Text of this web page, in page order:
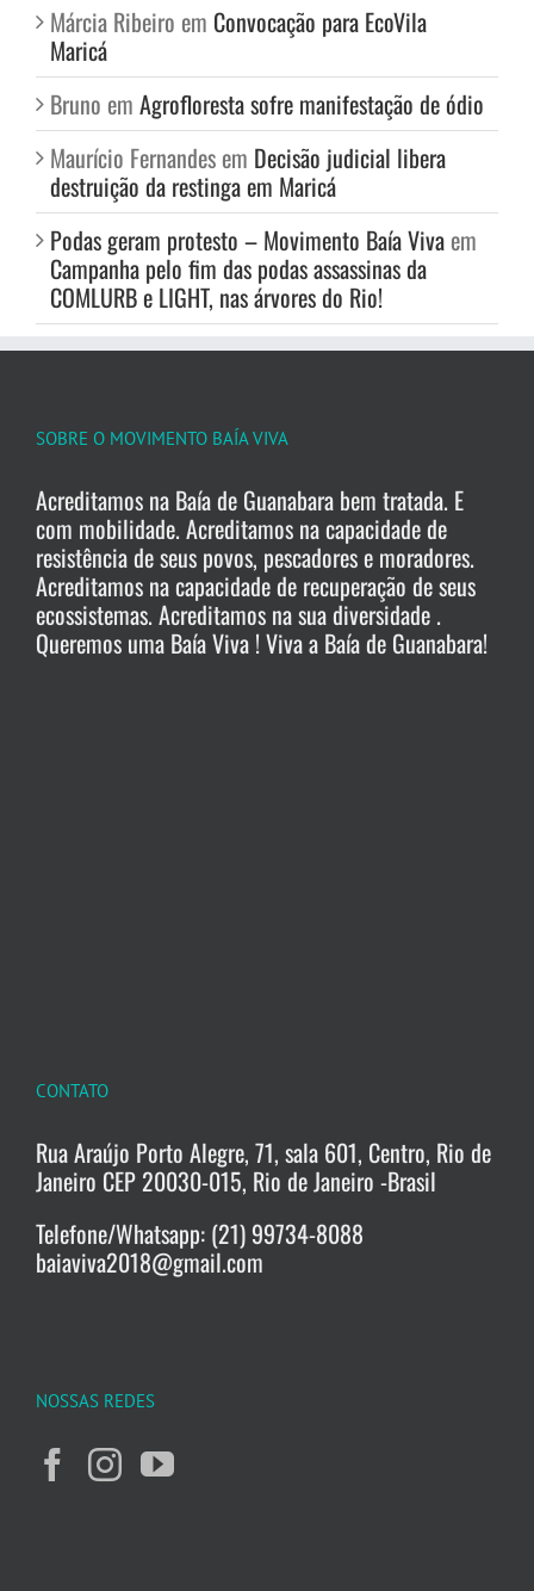
Márcia Ribeiro em Convocação para EcoVila
Maricá
Bruno em Agrofloresta sofre manifestação de ódio
Maurício Fernandes em Decisão judicial libera
destruição da restinga em Maricá
Podas geram protesto – Movimento Baía Viva em
Campanha pelo fim das podas assassinas da
COMLURB e LIGHT, nas árvores do Rio!
SOBRE O MOVIMENTO BAÍA VIVA
Acreditamos na Baía de Guanabara bem tratada. E
com mobilidade. Acreditamos na capacidade de
resistência de seus povos, pescadores e moradores.
Acreditamos na capacidade de recuperação de seus
ecossistemas. Acreditamos na sua diversidade .
Queremos uma Baía Viva ! Viva a Baía de Guanabara!
CONTATO
Rua Araújo Porto Alegre, 71, sala 601, Centro, Rio de
Janeiro CEP 20030-015, Rio de Janeiro -Brasil
Telefone/Whatsapp: (21) 99734-8088
baiaviva2018@gmail.com
NOSSAS REDES